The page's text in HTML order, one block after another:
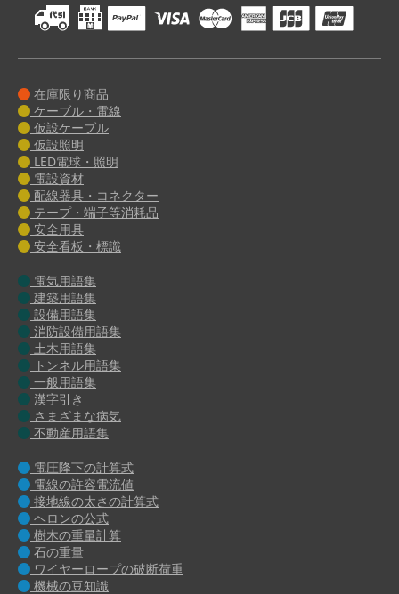
在庫限り商品
ケーブル・電線
仮設ケーブル
仮設照明
LED電球・照明
電設資材
配線器具・コネクター
テープ・端子等消耗品
安全用具
安全看板・標識
電気用語集
建築用語集
設備用語集
消防設備用語集
土木用語集
トンネル用語集
一般用語集
漢字引き
さまざまな病気
不動産用語集
電圧降下の計算式
電線の許容電流値
接地線の太さの計算式
ヘロンの公式
樹木の重量計算
石の重量
ワイヤーロープの破断荷重
機械の豆知識